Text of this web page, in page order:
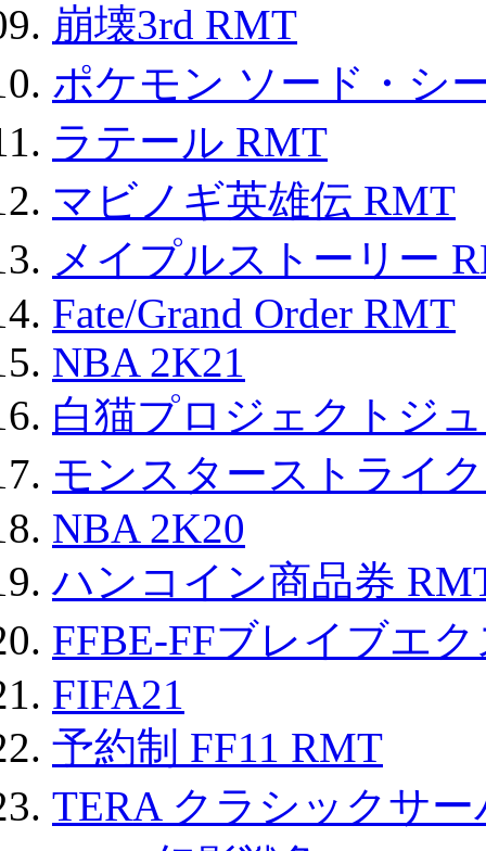
崩壊3rd RMT
ポケモン ソード・シ
ラテール RMT
マビノギ英雄伝 RMT
メイプルストーリー
Fate/Grand Order RMT
NBA 2K21
白猫プロジェクトジ
モンスターストライ
NBA 2K20
ハンコイン商品券
FFBE-FFブレイブエ
FIFA21
予約制 FF11 RMT
TERA クラシックサ